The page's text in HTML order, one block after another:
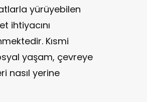
yürüyebilen
ihtiyacını
Kısmi
yaşam, çevreye
nasıl yerine